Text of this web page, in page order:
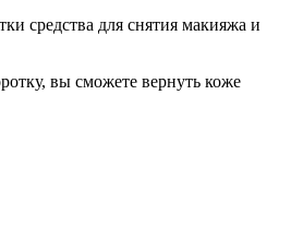
средства для снятия макияжа и
вы сможете вернуть коже